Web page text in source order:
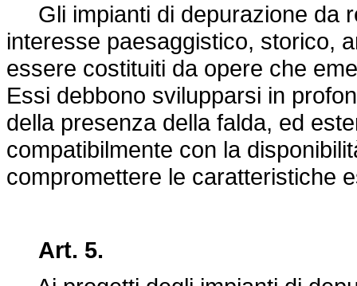
Gli impianti di depurazione da
interesse paesaggistico, storico,
essere costituiti da opere che
Essi debbono svilupparsi in
della presenza della falda, ed
compatibilmente con la
compromettere le caratteristiche
Art. 5.